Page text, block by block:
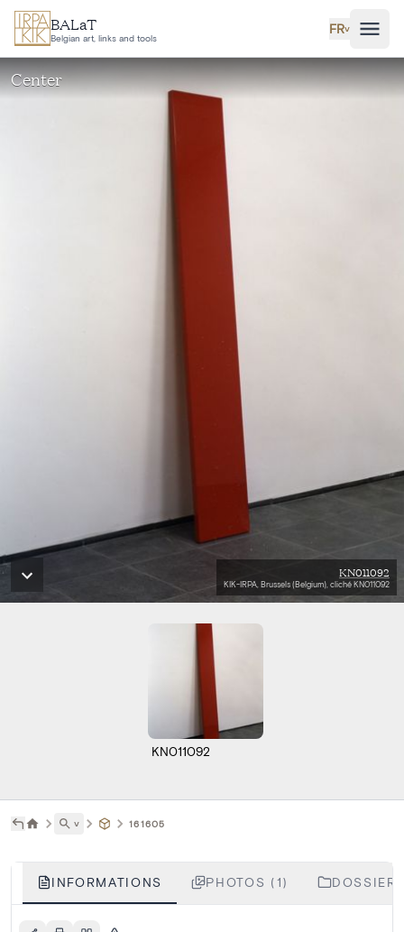
Aller au contenu principal
BALaT
Belgian art, links and tools
FR˅
Center
KN011092
KIK-IRPA, Brussels (Belgium), cliché KN011092
KN011092
˅ 161605
INFORMATIONS PHOTOS (1)